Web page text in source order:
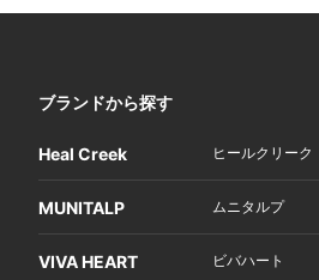
ブランドから探す
Heal Creek ヒールクリーク
MUNITALP ムニタルプ
VIVA HEART ビバハート